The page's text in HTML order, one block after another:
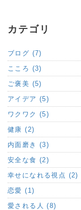
カテゴリ
ブログ (7)
こころ (3)
ご褒美 (5)
アイデア (5)
ワクワク (5)
健康 (2)
内面磨き (3)
安全な食 (2)
幸せになれる視点 (2)
恋愛 (1)
愛される人 (8)